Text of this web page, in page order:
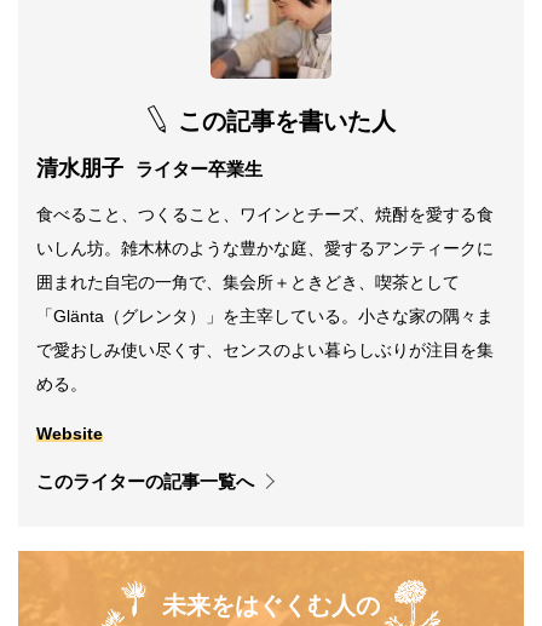
この記事を書いた人
清水朋子 ライター卒業生
食べること、つくること、ワインとチーズ、焼酎を愛する食
いしん坊。雑木林のような豊かな庭、愛するアンティークに
囲まれた自宅の一角で、集会所＋ときどき、喫茶として
「Glänta（グレンタ）」を主宰している。小さな家の隅々ま
で愛おしみ使い尽くす、センスのよい暮らしぶりが注目を集
める。
Website
このライターの記事一覧へ
未来をはぐくむ人の